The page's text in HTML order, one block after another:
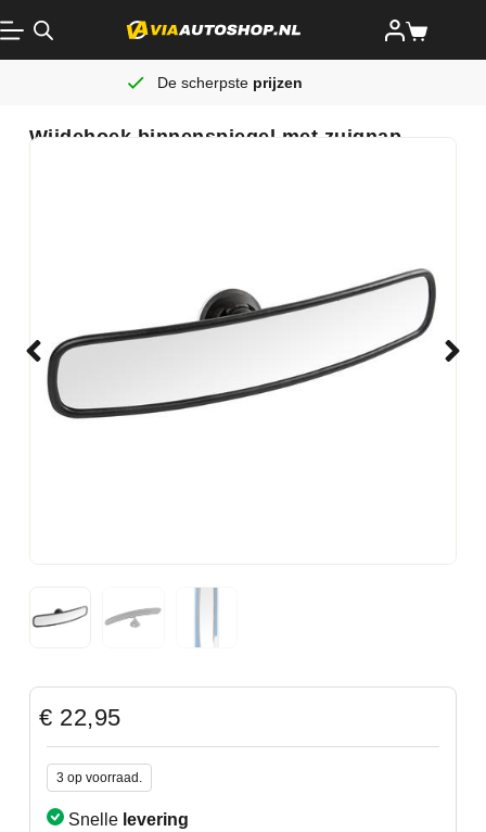
De scherpste prijzen
Wijdehoek binnenspiegel met zuignap
€ 22,95
3 op voorraad.
Snelle levering